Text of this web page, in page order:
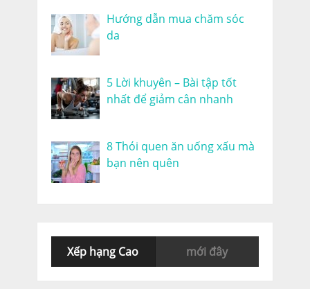
Hướng dẫn mua chăm sóc
da
5 Lời khuyên – Bài tập tốt
nhất để giảm cân nhanh
8 Thói quen ăn uống xấu mà
bạn nên quên
Xếp hạng Cao mới đây